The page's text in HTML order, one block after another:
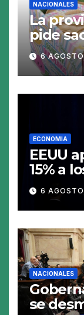
NACIONALES
La
pide
6
ECONOMIA
EEUU
15% a
avance
6
NACIONALES
se